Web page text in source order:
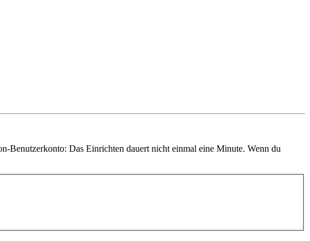
Benutzerkonto: Das Einrichten dauert nicht einmal eine Minute. Wenn du